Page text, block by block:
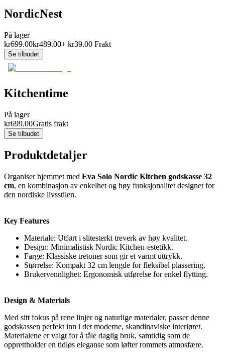
NordicNest
På lager
kr699.00kr489.00+ kr39.00 Frakt
Se tilbudet
Kitchentime
På lager
kr699.00Gratis frakt
Se tilbudet
Produktdetaljer
Organiser hjemmet med Eva Solo Nordic Kitchen godskasse 32
cm, en kombinasjon av enkelhet og høy funksjonalitet designet for
den nordiske livsstilen.
Key Features
Materiale: Utført i slitesterkt treverk av høy kvalitet.
Design: Minimalistisk Nordic Kitchen-estetikk.
Farge: Klassiske tretoner som gir et varmt uttrykk.
Størrelse: Kompakt 32 cm lengde for fleksibel plassering.
Brukervennlighet: Ergonomisk utførelse for enkel flytting.
Design & Materials
Med sitt fokus på rene linjer og naturlige materialer, passer denne
godskassen perfekt inn i det moderne, skandinaviske interiøret.
Materialene er valgt for å tåle daglig bruk, samtidig som de
opprettholder en tidløs eleganse som løfter rommets atmosfære.